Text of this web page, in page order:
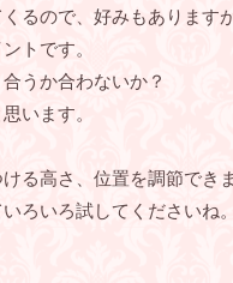
るので、好みもあります
トです。
うか合わないか？
います。
る高さ、位置を調節できま
ろいろ試してくださいね。